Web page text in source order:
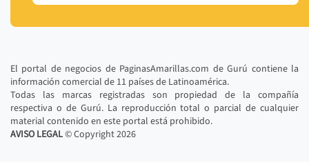
El portal de negocios de PaginasAmarillas.com de Gurú contiene la
información comercial de 11 países de Latinoamérica.
Todas las marcas registradas son propiedad de la compañía
respectiva o de Gurú. La reproducción total o parcial de cualquier
material contenido en este portal está prohibido.
AVISO LEGAL© Copyright2026